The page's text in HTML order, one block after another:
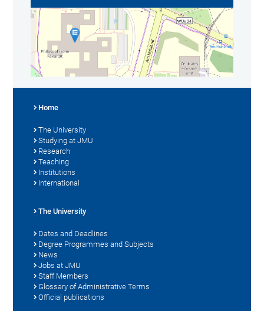
Home
The University
Studying at JMU
Research
Teaching
Institutions
International
The University
Dates and Deadlines
Degree Programmes and Subjects
News
Jobs at JMU
Staff Members
Glossary of Administrative Terms
Official publications